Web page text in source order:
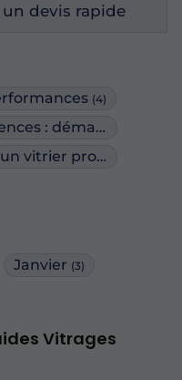
(4)
Vitres cassées et urgences : démarches et assurance à Nantes
Conseils pour choisir un vitrier professionnel à Nantes
Janvier (3)
Vitrages
devis rapide